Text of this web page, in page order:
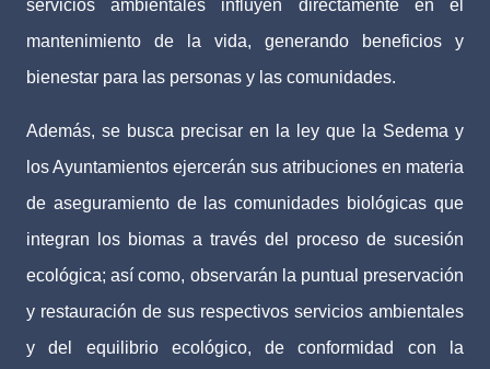
servicios ambientales influyen directamente en el
mantenimiento de la vida, generando beneficios y
bienestar para las personas y las comunidades.
Además, se busca precisar en la ley que la Sedema y
los Ayuntamientos ejercerán sus atribuciones en materia
de aseguramiento de las comunidades biológicas que
integran los biomas a través del proceso de sucesión
ecológica; así como, observarán la puntual preservación
y restauración de sus respectivos servicios ambientales
y del equilibrio ecológico, de conformidad con la